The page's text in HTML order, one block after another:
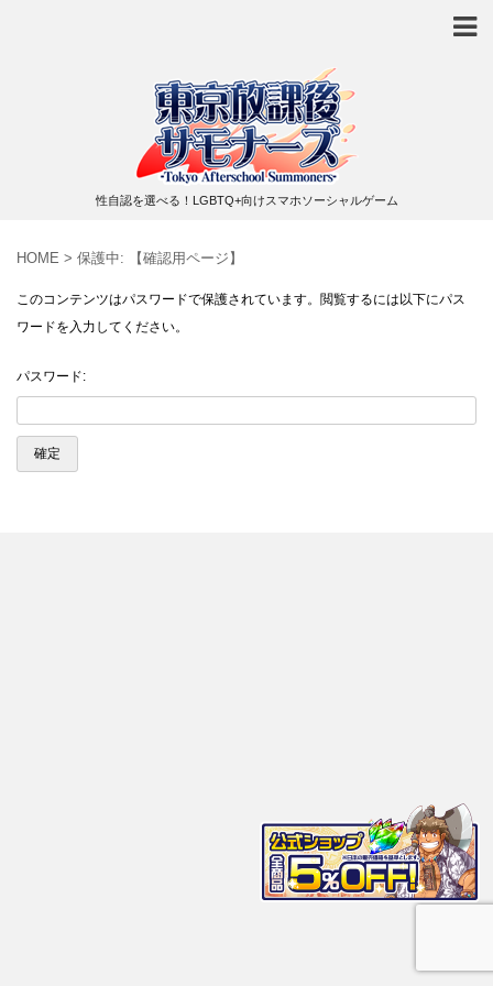
性自認を選べる！LGBTQ+向けスマホソーシャルゲーム
HOME > 保護中: 【確認用ページ】
このコンテンツはパスワードで保護されています。閲覧するには以下にパス
ワードを入力してください。
パスワード:
東京放課後サモナーズ（放サモ）